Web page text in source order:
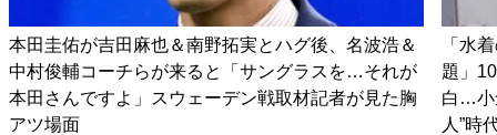
本田圭佑が吉田麻也＆南野拓実とハグ後、名波浩＆
中村俊輔コーチらが来ると「サングラスを…それが
本田さんですよ」スウェーデン戦取材記者が見た胸
アツ場面
「水
題」
白…小
人”時